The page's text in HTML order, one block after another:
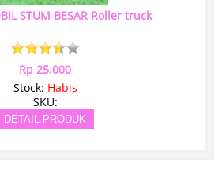
STUM BESAR Roller truck
Rp 25.000
Stock: Habis
SKU:
DETAIL PRODUK